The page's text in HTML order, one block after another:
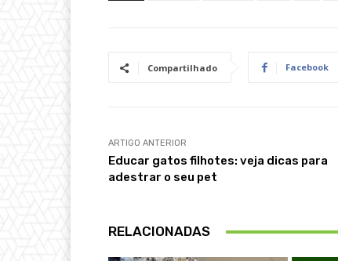
Compartilhado Facebook
ARTIGO ANTERIOR
Educar gatos filhotes: veja dicas para
adestrar o seu pet
RELACIONADAS